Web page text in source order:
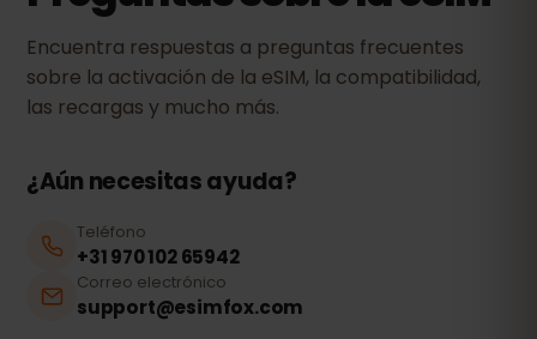
Encuentra respuestas a preguntas frecuentes
sobre la activación de la eSIM, la compatibilidad,
las recargas y mucho más.
¿Aún necesitas ayuda?
Teléfono
+31 970 102 65942
Correo electrónico
support@esimfox.com